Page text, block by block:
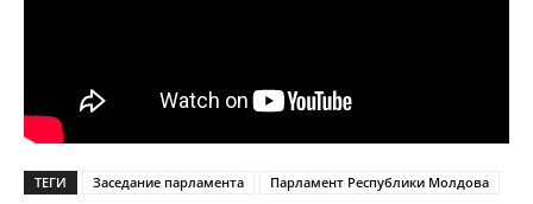
ТЕГИ Заседание парламента Парламент Республики Молдова